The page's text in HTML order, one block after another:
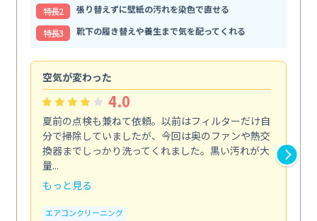
特⻑2
張り替えずに壁紙の汚れを染色で直せる
特⻑3
靴下の履き替えや養生まで気を配ってくれる
空気が変わった
4.0
夏前の点検も兼ねて依頼。以前はフィルターだけ自
分で掃除していましたが、今回は奥のファンや熱交
換器までしっかり洗ってくれました。黒い汚れが大
量...
もっと見る
エアコンクリーニング